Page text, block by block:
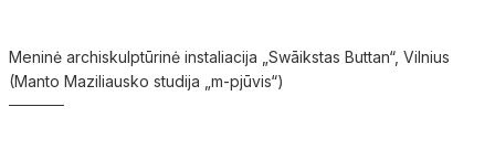
Meninė archiskulptūrinė instaliacija „Swāikstas Buttan“, Vilnius
(Manto Maziliausko studija „m-pjūvis“)